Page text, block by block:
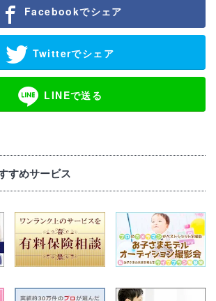
Facebookでシェア
Twitterでシェア
LINEで送る
すめサービス